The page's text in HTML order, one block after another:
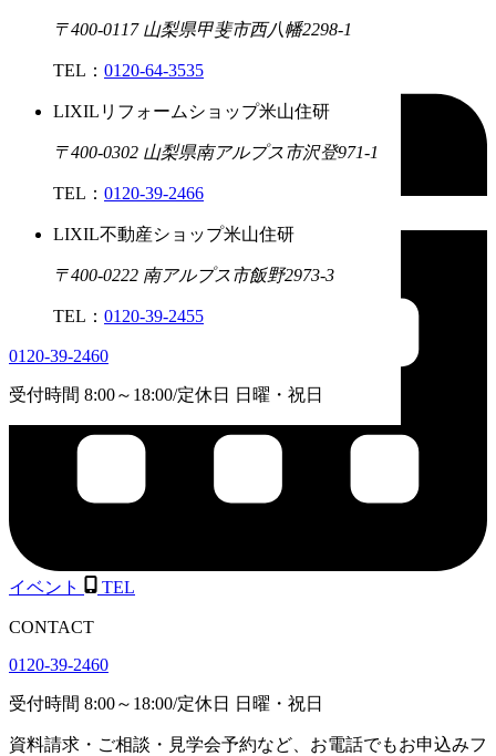
〒400-0117 山梨県甲斐市西八幡2298-1
TEL： 0120-64-3535
LIXILリフォームショップ米山住研
〒400-0302 山梨県南アルプス市沢登971-1
TEL： 0120-39-2466
LIXIL不動産ショップ米山住研
〒400-0222 南アルプス市飯野2973-3
TEL： 0120-39-2455
0120-39-2460
受付時間 8:00～ 18:00/定休日 日曜・祝日
イベント TEL
CONTACT
0120-39-2460
受付時間 8:00～ 18:00/定休日 日曜・祝日
資料請求・ご相談・見学会予約など、お電話でもお申込みフ